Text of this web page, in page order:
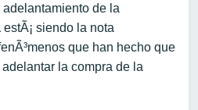
de la
estÃ¡ siendo la nota
que han hecho que
la compra de la